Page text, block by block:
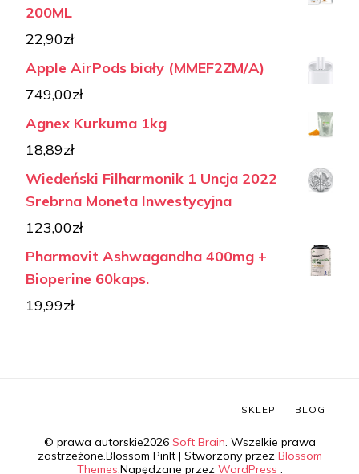
200ML
22,90zł
Apple AirPods biały (MMEF2ZM/A)
749,00zł
Agnex Kurkuma 1kg
18,89zł
Wiedeński Filharmonik 1 Uncja 2022
Srebrna Moneta Inwestycyjna
123,00zł
Pharmovit Ashwagandha 400mg +
Bioperine 60kaps.
19,99zł
© prawa autorskie2026 Soft Brain. Wszelkie prawa
zastrzeżone.Blossom PinIt | Stworzony przez Blossom
Themes.Napędzane przez WordPress .
SKLEP BLOG